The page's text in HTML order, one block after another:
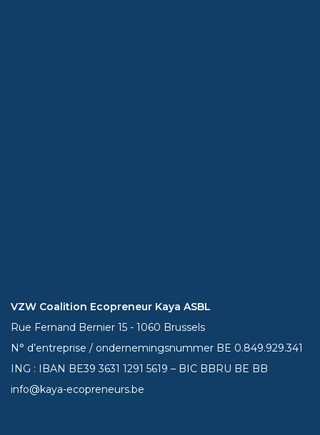
VZW Coalition Ecopreneur Kaya ASBL
Rue Fernand Bernier 15 - 1060 Brussels
N° d’entreprise / ondernemingsnummer BE 0.849.929.341
ING : IBAN BE393631 1291 5619 – BIC BBRU BE BB
info@kaya-ecopreneurs.be